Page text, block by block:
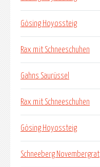
Gösing Hoyossteig
Rax mit Schneeschuhen
Gahns Saurüssel
Rax mit Schneeschuhen
Gösing Hoyossteig
Schneeberg Novembergrat